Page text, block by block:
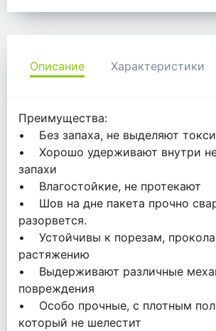
Описание Характеристики
Преимущества:
• Без запаха, не выделяют
• Хорошо удерживают внутри
запахи
• Влагостойкие, не протекают
• Шов на дне пакета прочно
разорвется.
• Устойчивы к порезам,
растяжению
• Выдерживают различные
повреждения
• Особо прочные, с плотным
который не шелестит